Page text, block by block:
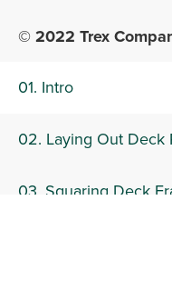
© 2022 Trex
01. Intro
02. Laying Out Deck
03. Squaring Deck